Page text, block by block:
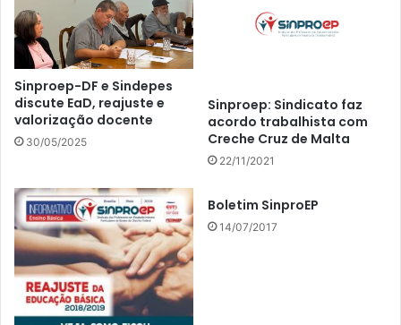
Sinproep-DF e Sindepes
discute EaD, reajuste e
valorização docente
30/05/2025
Sinproep: Sindicato faz
acordo trabalhista com
Creche Cruz de Malta
22/11/2021
Boletim SinproEP
14/07/2017